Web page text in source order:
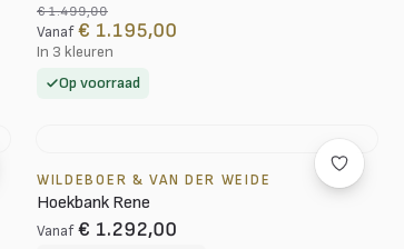
€ 1.499,00
Vanaf € 1.195,00
In 3 kleuren
Op voorraad
WILDEBOER & VAN DER WEIDE
Hoekbank Rene
Vanaf € 1.292,00